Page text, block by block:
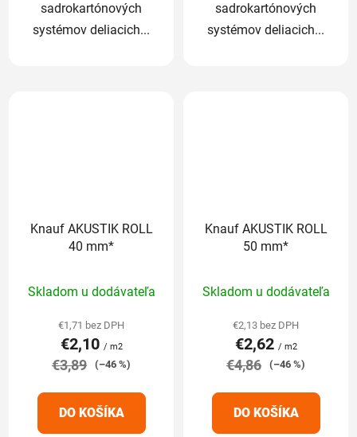
sadrokartónových
systémov deliacich...
sadrokartónových
systémov deliacich...
Knauf AKUSTIK ROLL
40 mm*
hodnotenie
produktu
je
5,0
5
hviezdičiek.
Skladom u dodávateľa
€1,71 bez DPH
€2,10 / m2
€3,89 (–46 %)
DO KOŠÍKA
Knauf AKUSTIK ROLL
50 mm*
hodnotenie
produktu
je
5,0
5
hviezdičiek.
Skladom u dodávateľa
€2,13 bez DPH
€2,62 / m2
€4,86 (–46 %)
DO KOŠÍKA